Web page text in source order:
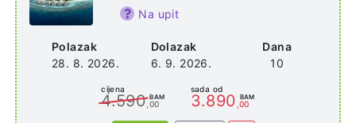
Polazak
28. 8. 2026.
Dolazak
6. 9. 2026.
Dana
10
Na upit
cijena
4.590 BAM
,00
sada od
3.890 BAM
,00